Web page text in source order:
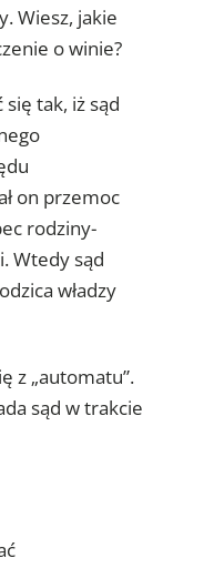
Wiesz, jakie
o winie?
tak, iż sąd
on przemoc
rodziny-
Wtedy sąd
władzy
z „automatu”.
sąd w trakcie